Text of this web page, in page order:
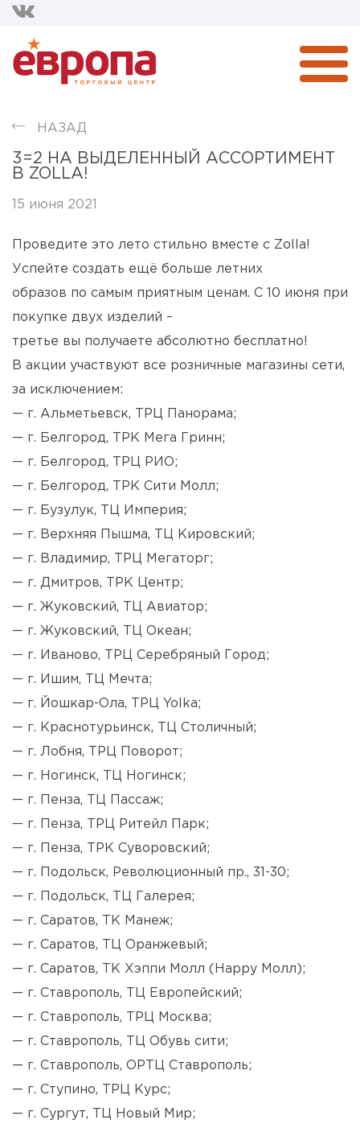
НАЗАД
3=2 НА ВЫДЕЛЕННЫЙ АССОРТИМЕНТ
В ZOLLA!
15 июня 2021
Проведите это лето стильно вместе с Zolla!
Успейте создать ещё больше летних
образов по самым приятным ценам. С 10 июня при
покупке двух изделий –
третье вы получаете абсолютно бесплатно!
В акции участвуют все розничные магазины сети,
за исключением:
— г. Альметьевск, ТРЦ Панорама;
— г. Белгород, ТРК Мега Гринн;
— г. Белгород, ТРЦ РИО;
— г. Белгород, ТРК Сити Молл;
— г. Бузулук, ТЦ Империя;
— г. Верхняя Пышма, ТЦ Кировский;
— г. Владимир, ТРЦ Мегаторг;
— г. Дмитров, ТРК Центр;
— г. Жуковский, ТЦ Авиатор;
— г. Жуковский, ТЦ Океан;
— г. Иваново, ТРЦ Серебряный Город;
— г. Ишим, ТЦ Мечта;
— г. Йошкар-Ола, ТРЦ Yolka;
— г. Краснотурьинск, ТЦ Столичный;
— г. Лобня, ТРЦ Поворот;
— г. Ногинск, ТЦ Ногинск;
— г. Пенза, ТЦ Пассаж;
— г. Пенза, ТРЦ Ритейл Парк;
— г. Пенза, ТРК Суворовский;
— г. Подольск, Революционный пр., 31-30;
— г. Подольск, ТЦ Галерея;
— г. Саратов, ТК Манеж;
— г. Саратов, ТЦ Оранжевый;
— г. Саратов, ТК Хэппи Молл (Happy Молл);
— г. Ставрополь, ТЦ Европейский;
— г. Ставрополь, ТРЦ Москва;
— г. Ставрополь, ТЦ Обувь сити;
— г. Ставрополь, ОРТЦ Ставрополь;
— г. Ступино, ТРЦ Курс;
— г. Сургут, ТЦ Новый Мир;